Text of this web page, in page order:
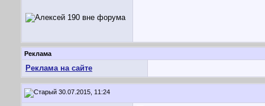
Реклама
Реклама на сайте
30.07.2015, 11:24